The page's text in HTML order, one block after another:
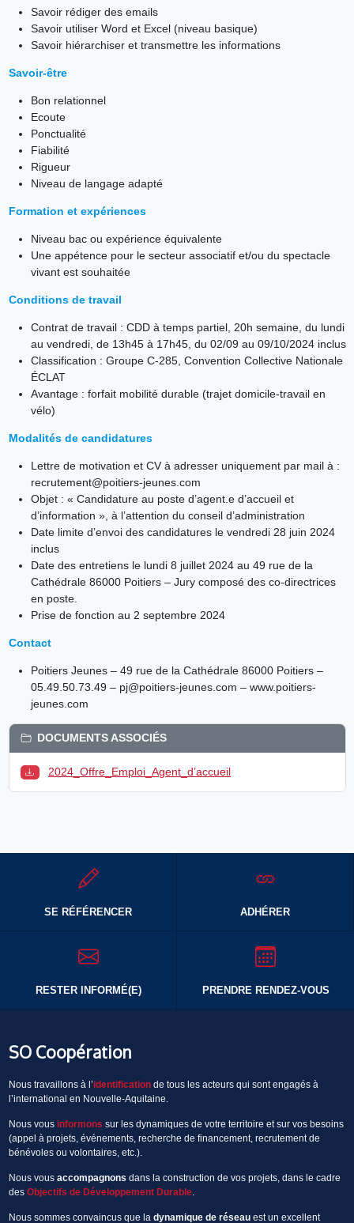
Savoir rédiger des emails
Savoir utiliser Word et Excel (niveau basique)
Savoir hiérarchiser et transmettre les informations
Savoir-être
Bon relationnel
Ecoute
Ponctualité
Fiabilité
Rigueur
Niveau de langage adapté
Formation et expériences
Niveau bac ou expérience équivalente
Une appétence pour le secteur associatif et/ou du spectacle
vivant est souhaitée
Conditions de travail
Contrat de travail : CDD à temps partiel, 20h semaine, du lundi
au vendredi, de 13h45 à 17h45, du 02/09 au 09/10/2024 inclus
Classification : Groupe C-285, Convention Collective Nationale
ÉCLAT
Avantage : forfait mobilité durable (trajet domicile-travail en
vélo)
Modalités de candidatures
Lettre de motivation et CV à adresser uniquement par mail à :
recrutement@poitiers-jeunes.com
Objet : « Candidature au poste d’agent.e d’accueil et
d’information », à l’attention du conseil d’administration
Date limite d’envoi des candidatures le vendredi 28 juin 2024
inclus
Date des entretiens le lundi 8 juillet 2024 au 49 rue de la
Cathédrale 86000 Poitiers – Jury composé des co-directrices
en poste.
Prise de fonction au 2 septembre 2024
Contact
Poitiers Jeunes – 49 rue de la Cathédrale 86000 Poitiers –
05.49.50.73.49 – pj@poitiers-jeunes.com – www.poitiers-
jeunes.com
DOCUMENTS ASSOCIÉS
2024_Offre_Emploi_Agent_d’accueil
SE RÉFÉRENCER ADHÉRER
RESTER INFORMÉ(E) PRENDRE RENDEZ-VOUS
SO Coopération
Nous travaillons à l’identificationde tous les acteurs qui sont engagés à
l’international en Nouvelle-Aquitaine.
Nous vous informons sur les dynamiques de votre territoire et sur vos besoins
(appel à projets, événements, recherche de financement, recrutement de
bénévoles ou volontaires, etc.).
Nous vous accompagnons dans la construction de vos projets, dans le cadre
des Objectifs de Développement Durable.
Nous sommes convaincus que la dynamique de réseauest un excellent